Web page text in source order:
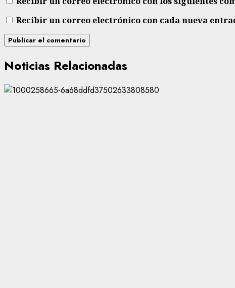
Recibir un correo electrónico con cada nueva
Noticias Relacionadas